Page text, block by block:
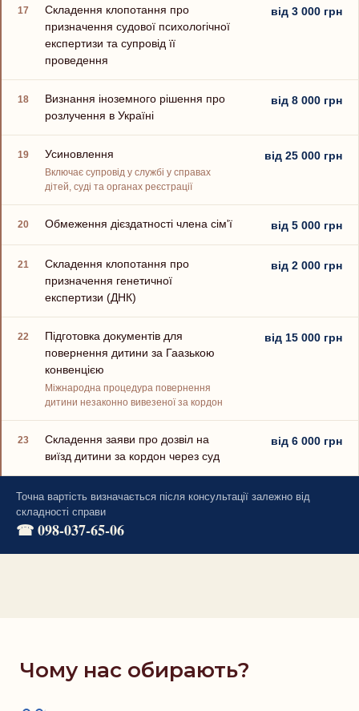
17
Складення клопотання про
призначення судової психологічної
експертизи та супровід її
проведення
від 3 000 грн
18
Визнання іноземного рішення про
розлучення в Україні
від 8 000 грн
19 Усиновлення
Включає супровід у службі у справах
дітей, суді та органах реєстрації
від 25 000 грн
20 Обмеження дієздатності члена сім'ї від 5 000 грн
21
Складення клопотання про
призначення генетичної
експертизи (ДНК)
від 2 000 грн
22
Підготовка документів для
повернення дитини за Гаазькою
конвенцією
Міжнародна процедура повернення
дитини незаконно вивезеної за кордон
від 15 000 грн
23
Складення заяви про дозвіл на
виїзд дитини за кордон через суд
від 6 000 грн
Точна вартість визначається після консультації залежно від
складності справи
☎ 098-037-65-06
Чому нас обирають?